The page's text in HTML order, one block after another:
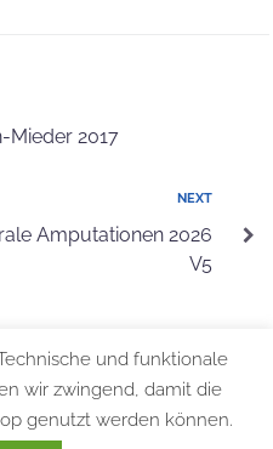
Mieder 2017
NEXT
Amputationen 2026
V5
Technik |Allgemeine
und funktionale
wir zwingend, damit die
genutzt werden können.